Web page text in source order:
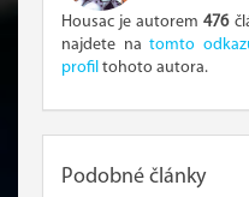
Housac je autorem476
najdete natomto
profil tohoto autora.
Podobné články